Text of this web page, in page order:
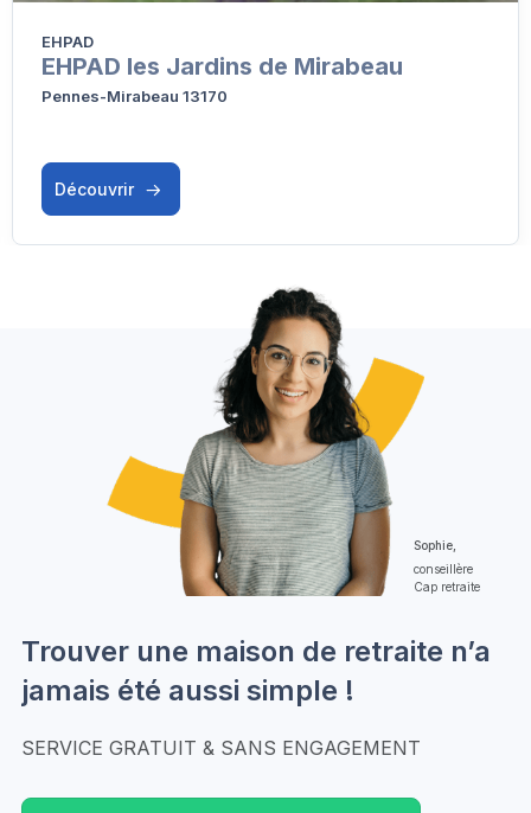
EHPAD
EHPAD les Jardins de Mirabeau
Pennes-Mirabeau 13170
Découvrir
Sophie,
conseillère
Cap retraite
Trouver une maison de retraite n’a
jamais été aussi simple !
SERVICE GRATUIT & SANS ENGAGEMENT